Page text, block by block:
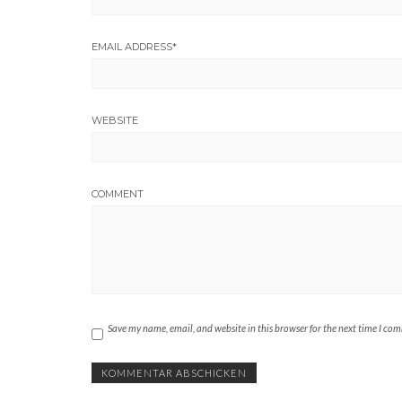
EMAIL ADDRESS*
WEBSITE
COMMENT
Save my name, email, and website in this browser for the next time I